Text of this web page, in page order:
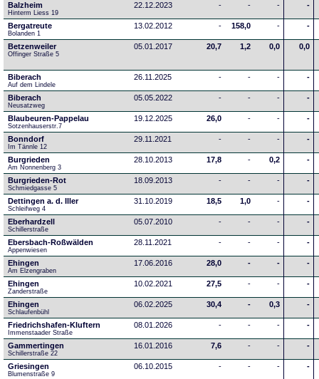
Balzheim
Hinterm Liess 19
22.12.2023 - - - -
Bergatreute
Bolanden 1
13.02.2012 - 158,0 - -
Betzenweiler
Offinger Straße 5
05.01.2017 20,7 1,2 0,0 0,0
Biberach
Auf dem Lindele
26.11.2025 - - - -
Biberach
Neusatzweg
05.05.2022 - - - -
Blaubeuren-Pappelau
Sotzenhauserstr.7
19.12.2025 26,0 - - -
Bonndorf
Im Tännle 12
29.11.2021 - - - -
Burgrieden
Am Nonnenberg 3
28.10.2013 17,8 - 0,2 -
Burgrieden-Rot
Schmiedgasse 5
18.09.2013 - - - -
Dettingen a. d. Iller
Schleifweg 4
31.10.2019 18,5 1,0 - -
Eberhardzell
Schillerstraße
05.07.2010 - - - -
Ebersbach-Roßwälden
Appenwiesen
28.11.2021 - - - -
Ehingen
Am Elzengraben
17.06.2016 28,0 - - -
Ehingen
Zanderstraße
10.02.2021 27,5 - - -
Ehingen
Schlaufenbühl
06.02.2025 30,4 - 0,3 -
Friedrichshafen-Kluftern
Immenstaader Straße
08.01.2026 - - - -
Gammertingen
Schillerstraße 22
16.01.2016 7,6 - - -
Griesingen
Blumenstraße 9
06.10.2015 - - - -